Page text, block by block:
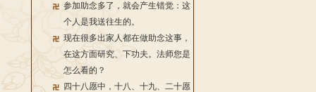
参加助念多了，就会产生错觉：这
个人是我送往生的。
现在很多出家人都在做助念这事，
在这方面研究、下功夫。法师您是
怎么看的？
四十八愿中，十八、十九、二十愿